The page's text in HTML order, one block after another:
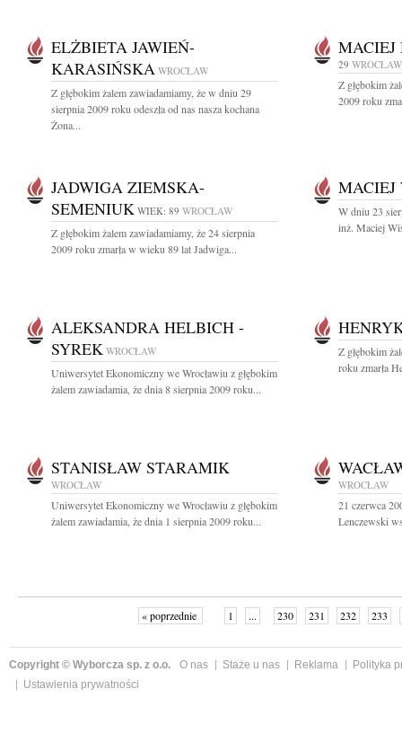
ELŻBIETA JAWIEŃ-
KARASIŃSKA WROCŁAW
Z głębokim żalem zawiadamiamy, że w dniu 29
sierpnia 2009 roku odeszła od nas nasza kochana
Żona...
MACIEJ
29 WROCŁAW
Z głębokim
2009 roku
JADWIGA ZIEMSKA-
SEMENIUK WIEK: 89 WROCŁAW
Z głębokim żalem zawiadamiamy, że 24 sierpnia
2009 roku zmarła w wieku 89 lat Jadwiga...
MACIEJ
W dniu 23
inż. Maciej
ALEKSANDRA HELBICH -
SYREK WROCŁAW
Uniwersytet Ekonomiczny we Wrocławiu z głębokim
żalem zawiadamia, że dnia 8 sierpnia 2009 roku...
Z głębokim
roku zmarła
STANISŁAW STARAMIK
WROCŁAW
Uniwersytet Ekonomiczny we Wrocławiu z głębokim
żalem zawiadamia, że dnia 1 sierpnia 2009 roku...
WROCŁAW
21 czerwca
Lenczewski
« poprzednie 1 ... 230 231 232 233
Copyright © Wyborcza sp. z o.o. O nas Staże u nas Reklama
Polityka
Ustawienia prywatności